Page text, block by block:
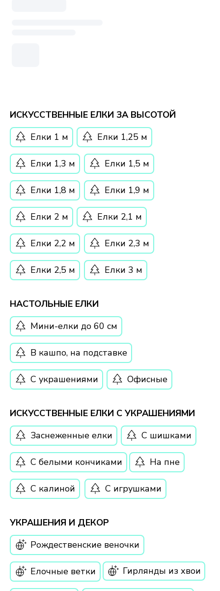
Елки 3 м
Елки 2,5 м
Елки 2,3 м
Елки 2,2 м
Елки 2,1 м
Елки 2 м
Елки 1,9 м
Офисные
С игрушками
С калиной
На пне
Елки 1,8 м
С украшениями
С шишками
Гирлянды из хвои
Елки 1,5 м
Елки 1,3 м
В кашпо, на подставке
С белыми кончиками
Елочные ветки
Елки 1,25 м
Елки 1 м
Мини-елки до 60 см
Заснеженные елки
Рождественские веночки
ИСКУССТВЕННЫЕ ЕЛКИ ЗА ВЫСОТОЙ
НАСТОЛЬНЫЕ ЕЛКИ
ИСКУССТВЕННЫЕ ЕЛКИ С УКРАШЕНИЯМИ
УКРАШЕНИЯ И ДЕКОР